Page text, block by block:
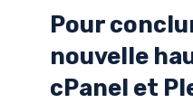
Pour
nouvelle
cPanel et